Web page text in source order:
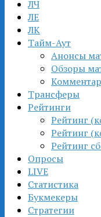
ЛЧ
ЛЕ
ЛК
Тайм-Аут
Анонсы
Обзоры
Трансферы
Рейтинги
Рейтинг
Рейтинг
Рейтинг
Опросы
LIVE
Статистика
Букмекеры
Стратегии